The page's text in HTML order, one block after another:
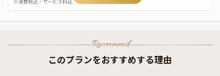
Recommend
このプランをおすすめする理由